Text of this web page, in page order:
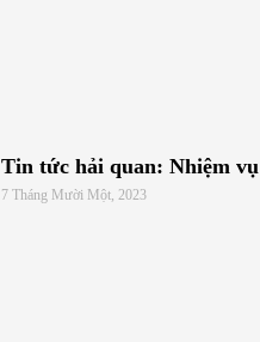
Tin tức hải quan: Nhiệm
7 Tháng Mười Một, 2023